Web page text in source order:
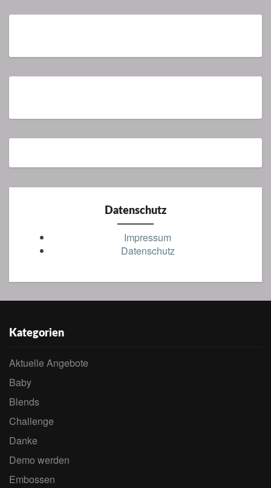
Datenschutz
Impressum
Datenschutz
Kategorien
Aktuelle Angebote
Baby
Blends
Challenge
Danke
Demo werden
Embossen